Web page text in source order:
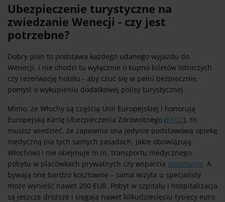
Ubezpieczenie turystyczne na
zwiedzanie Wenecji - czy jest
potrzebne?
Dobry plan to podstawa każdego udanego wyjazdu do
Wenecji. I nie chodzi tu wyłącznie o kupno biletów lotniczych
czy rezerwację hotelu - aby czuć się w pełni bezpiecznie,
pomyśl o wykupieniu dodatkowej polisy turystycznej.
Mimo, że Włochy są częścią Unii Europejskiej i honorują
Europejską Kartę Ubezpieczenia Zdrowotnego (EKUZ), to
musisz wiedzieć, że zapewnia ona jedynie podstawową opiekę
medyczną (na tych samych zasadach, jakie obowiązują
Włochów) i nie obejmuje m.in. transportu medycznego,
pobytu w placówkach prywatnych czy wsparcia assistance. A
bywają one bardzo kosztowne – sama wizyta u specjalisty
może wynieść nawet 200 EUR. Pobyt w szpitalu i hospitalizacja
są jeszcze droższe i sięgają nawet kilkudziesięciu tysięcy euro.